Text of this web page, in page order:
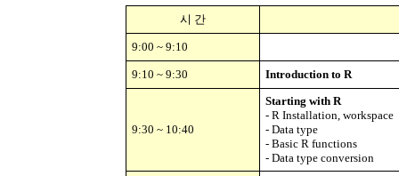
시 간
9:00 ~ 9:10
9:10 ~ 9:30 Introduction to R
9:30 ~ 10:40
Starting with R
- R Installation, workspace
- Data type
- Basic R functions
- Data type conversion